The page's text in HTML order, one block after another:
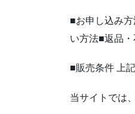
■お申し込み
い方法■返品
■販売条件 上
当サイトでは